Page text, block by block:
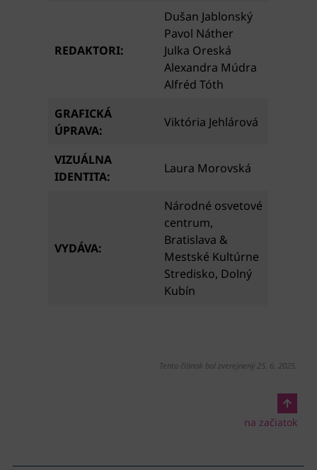
REDAKTORI:
Dušan Jablonský
Pavol Náther
Julka Oreská
Alexandra Múdra
Alfréd Tóth
GRAFICKÁ
ÚPRAVA:
Viktória Jehlárová
VIZUÁLNA
IDENTITA:
Laura Morovská
VYDÁVA:
Národné osvetové
centrum,
Bratislava &
Mestské Kultúrne
Stredisko, Dolný
Kubín
Tento článok bol zverejnený 25. 6. 2025.
na začiatok